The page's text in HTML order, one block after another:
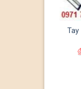
Tay
₫